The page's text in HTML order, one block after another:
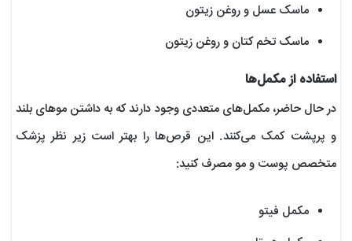
ماسک عسل و روغن زیتون
ماسک تخم کتان و روغن زیتون
استفاده از مکمل‌ها
در حال حاضر، مکمل‌های متعددی وجود دارند که به داشتن موهای بلند
و پرپشت کمک می‌کنند. این قرص‌ها را بهتر است زیر نظر پزشک
متخصص پوست و مو مصرف کنید:
مکمل فیتو